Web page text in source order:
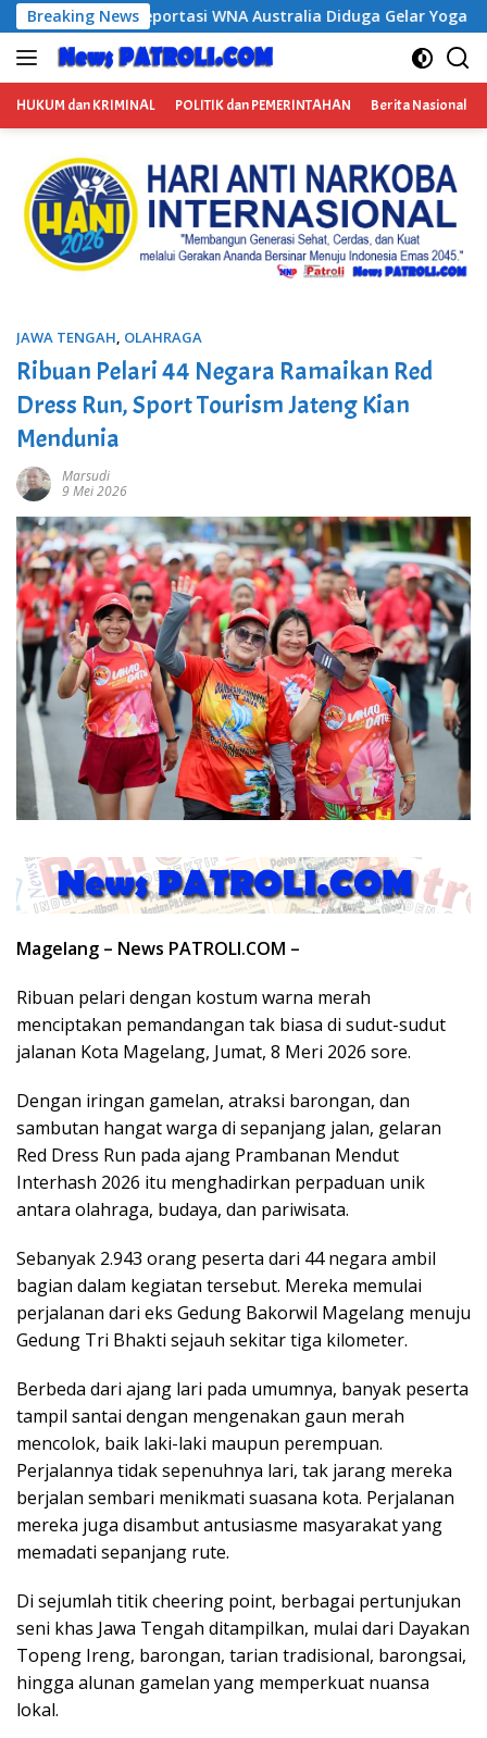
Langsung
ke
konten
Breaking News
Australia Diduga Gelar Yoga Retreat dan Menjadi
HUKUM dan KRIMINAL POLITIK dan PEMERINTAHAN Berita Nasional
JAWA TENGAH, OLAHRAGA
Ribuan Pelari 44 Negara Ramaikan Red
Dress Run, Sport Tourism Jateng Kian
Mendunia
Marsudi
9 Mei 2026
Magelang – News PATROLI.COM –
Ribuan pelari dengan kostum warna merah
menciptakan pemandangan tak biasa di sudut-sudut
jalanan Kota Magelang, Jumat, 8 Meri 2026 sore.
Dengan iringan gamelan, atraksi barongan, dan
sambutan hangat warga di sepanjang jalan, gelaran
Red Dress Run pada ajang Prambanan Mendut
Interhash 2026 itu menghadirkan perpaduan unik
antara olahraga, budaya, dan pariwisata.
Sebanyak 2.943 orang peserta dari 44 negara ambil
bagian dalam kegiatan tersebut. Mereka memulai
perjalanan dari eks Gedung Bakorwil Magelang menuju
Gedung Tri Bhakti sejauh sekitar tiga kilometer.
Berbeda dari ajang lari pada umumnya, banyak peserta
tampil santai dengan mengenakan gaun merah
mencolok, baik laki-laki maupun perempuan.
Perjalannya tidak sepenuhnya lari, tak jarang mereka
berjalan sembari menikmati suasana kota. Perjalanan
mereka juga disambut antusiasme masyarakat yang
memadati sepanjang rute.
Di sejumlah titik cheering point, berbagai pertunjukan
seni khas Jawa Tengah ditampilkan, mulai dari Dayakan
Topeng Ireng, barongan, tarian tradisional, barongsai,
hingga alunan gamelan yang memperkuat nuansa
lokal.